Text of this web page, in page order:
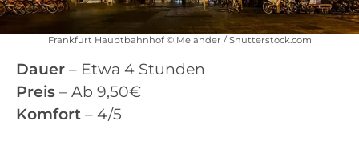
Frankfurt Hauptbahnhof © Melander / Shutterstock.com
Dauer – Etwa 4 Stunden
Preis – Ab 9,50€
Komfort – 4/5